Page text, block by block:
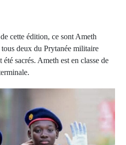
cette édition, ce sont Ameth
deux du Prytanée militaire
sacrés. Ameth est en classe de